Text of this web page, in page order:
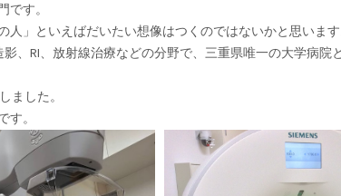
す。
」といえばだいたい想像はつくのではないかと思います
、RI、放射線治療などの分野で、三重県唯一の大学病院
ました。
。